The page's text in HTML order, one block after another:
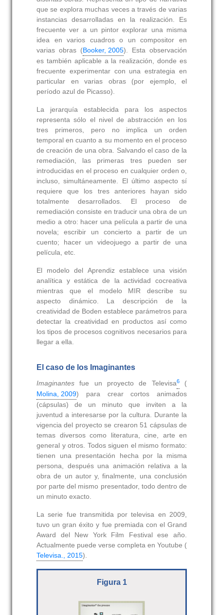
que se explora muchas veces a través de varias
instancias desarrolladas en la realización. Es
frecuente ver a un pintor explorar una misma
idea en varios cuadros o un compositor en
varias obras (Booker, 2005). Esta observación
es también aplicable a la realización, donde es
frecuente experimentar con una estrategia en
particular en varias obras (por ejemplo, el
período azul de Picasso).
La jerarquía establecida para los aspectos
representa sólo el nivel de abstracción en los
tres primeros, pero no implica un orden
temporal en cuanto a su momento en el proceso
de creación de una obra. Salvando el caso de la
remediación, las primeras tres pueden ser
introducidas en el proceso en cualquier orden o,
incluso, simultáneamente. El último aspecto sí
requiere que los tres anteriores hayan sido
totalmente desarrollados. El proceso de
remediación consiste en traducir una obra de un
medio a otro: hacer una película a partir de una
novela; escribir un concierto a partir de un
cuento; hacer un videojuego a partir de una
película, etc.
El modelo del Aprendiz establece una visión
analítica y estática de la actividad cocreativa
mientras que el modelo MIR describe su
aspecto dinámico. La descripción de la
creatividad de Boden establece parámetros para
detectar la creatividad en productos así como
los tipos de procesos cognitivos necesarios para
llegar a ella.
El caso de los Imaginantes
Imaginantes fue un proyecto de Televisa6(
Molina, 2009) para crear cortos animados
(cápsulas) de un minuto que inviten a la
juventud a interesarse por la cultura. Durante la
vigencia del proyecto se crearon 51 cápsulas de
temas diversos como literatura, cine, arte en
general y otros. Todos siguen el mismo formato:
tienen una presentación hecha por la misma
persona, después una animación relativa a la
obra de un autor y, finalmente, una conclusión
por parte del mismo presentador, todo dentro de
un minuto exacto.
La serie fue transmitida por televisa en 2009,
tuvo un gran éxito y fue premiada con el Grand
Award del New York Film Festival ese año.
Actualmente puede verse completa en Youtube (
Televisa., 2015).
Figura 1